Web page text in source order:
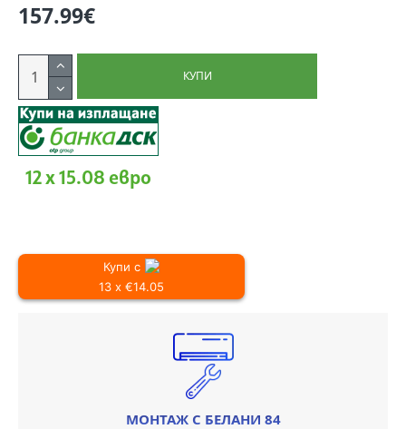
157.99€
КУПИ
12 x 15.08 евро
Купи с
13 x €14.05
МОНТАЖ С БЕЛАНИ 84